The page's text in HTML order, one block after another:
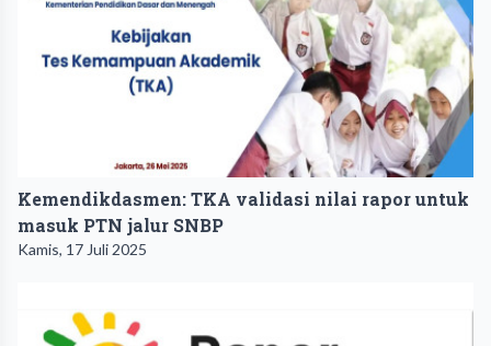
Kemendikdasmen: TKA validasi nilai rapor untuk
masuk PTN jalur SNBP
Kamis, 17 Juli 2025